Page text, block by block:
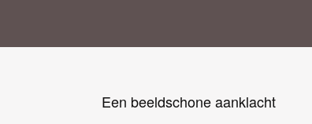
Een beeldschone aanklacht